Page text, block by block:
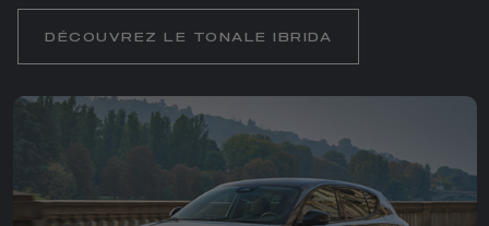
DÉCOUVREZ LE TONALE IBRIDA